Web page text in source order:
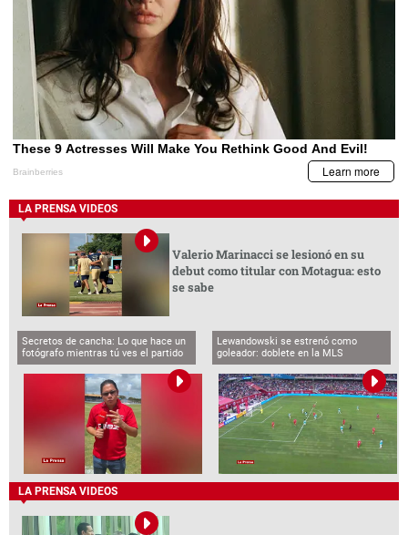
LA PRENSA VIDEOS
Valerio Marinacci se lesionó en su
debut como titular con Motagua: esto
se sabe
Secretos de cancha: Lo que hace un
fotógrafo mientras tú ves el partido
Lewandowski se estrenó como
goleador: doblete en la MLS
LA PRENSA VIDEOS